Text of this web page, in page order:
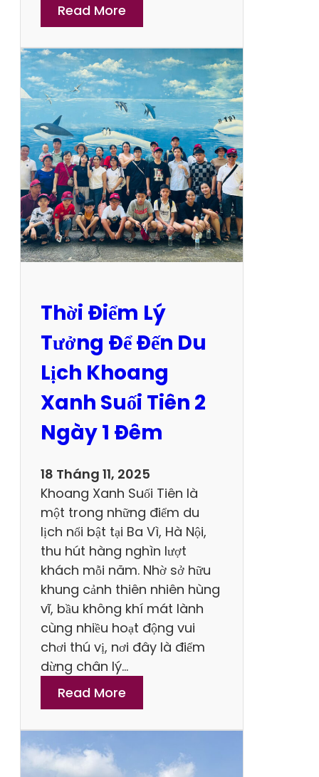
Read More
B
í
Q
u
y
ế
t
Đ
ặ
t
T
o
u
u
L
ị
c
h
C
ô
S
ơ
n
–
K
i
ế
p
B
ạ
Thời Điểm Lý
Tưởng Để Đến Du
Lịch Khoang
Xanh Suối Tiên 2
Ngày 1 Đêm
18 Tháng 11, 2025
Khoang Xanh Suối Tiên là
một trong những điểm du
lịch nổi bật tại Ba Vì, Hà Nội,
thu hút hàng nghìn lượt
khách mỗi năm. Nhờ sở hữu
khung cảnh thiên nhiên hùng
vĩ, bầu không khí mát lành
cùng nhiều hoạt động vui
chơi thú vị, nơi đây là điểm
dừng chân lý…
Read More
T
h